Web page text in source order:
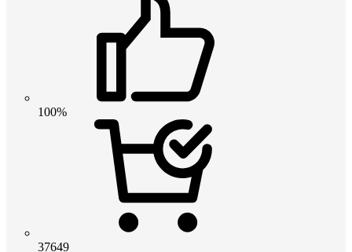
100%
37649